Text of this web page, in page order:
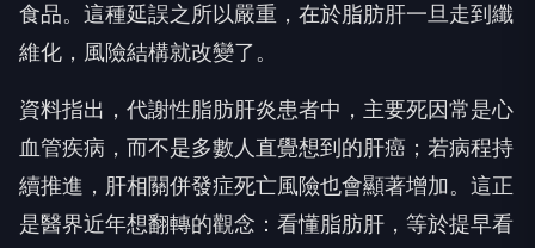
食品。這種延誤之所以嚴重，在於脂肪肝一旦走到纖
維化，風險結構就改變了。
資料指出，代謝性脂肪肝炎患者中，主要死因常是心
血管疾病，而不是多數人直覺想到的肝癌；若病程持
續推進，肝相關併發症死亡風險也會顯著增加。這正
是醫界近年想翻轉的觀念：看懂脂肪肝，等於提早看